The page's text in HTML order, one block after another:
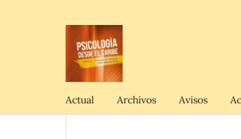
Actual Archivos Avisos